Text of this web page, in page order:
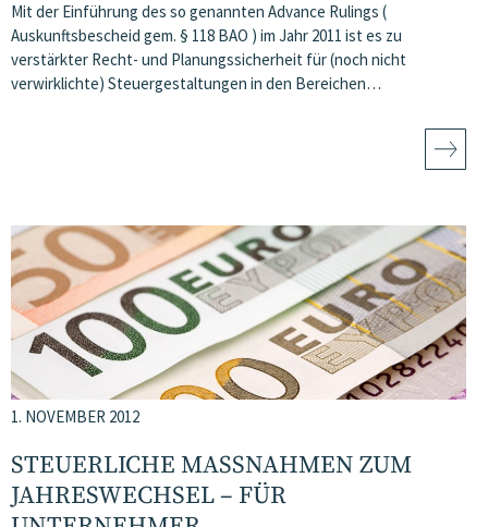
Mit der Einführung des so genannten Advance Rulings (
Auskunftsbescheid gem. § 118 BAO ) im Jahr 2011 ist es zu
verstärkter Recht- und Planungssicherheit für (noch nicht
verwirklichte) Steuergestaltungen in den Bereichen…
1. NOVEMBER 2012
STEUERLICHE MASSNAHMEN ZUM J
AHRESWECHSEL – FÜR U